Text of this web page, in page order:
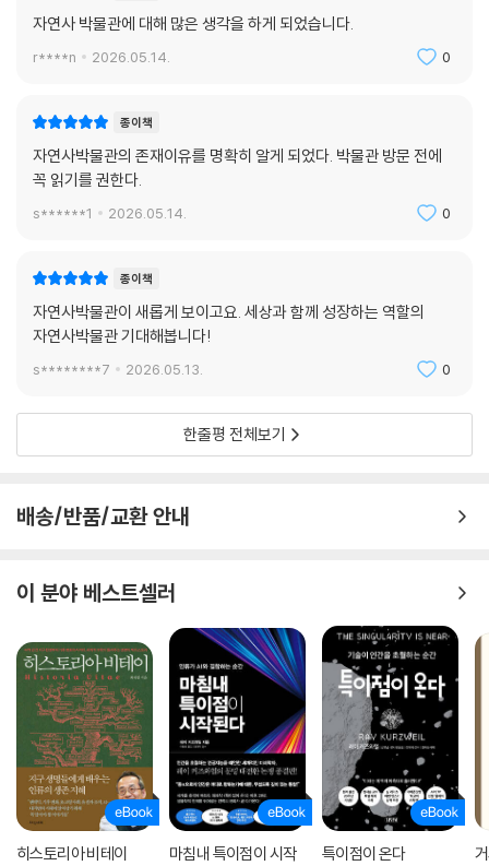
없다. 자연사박물관은 우리가 무엇을 잃어가고 있는지 낱낱이 기록하는 동
시에 우리가 무엇을 지킬 수 있는지 보여주는 최전선의 장소다. 그러니 자
연사박물관이 세상을 구할 수 있다는 선언은 과장이 아니라 엄연한 사실이
음씩 나아가도록 도울 것이다.
대멸종의 시대를 살아가는 지금, 변화를 이끄는 강력한 촉매이자 정직한
서사가 펼쳐지는 공간인 자연사박물관을 더 깊이 즐기는 데 필요한 이야
기. - 〈네이처〉
자연사 박물관에 대해 많은 생각을 하게 되었습니다.
r****n 2026.05.14. 0
종이책
자연사박물관의 존재이유를 명확히 알게 되었다. 박물관 방문 전에
꼭 읽기를 권한다.
s******1 2026.05.14. 0
종이책
자연사박물관이 새롭게 보이고요. 세상과 함께 성장하는 역할의
자연사박물관 기대해봅니다!
s********7 2026.05.13. 0
한줄평 전체보기
배송/반품/교환 안내
이 분야 베스트셀러
히스토리아 비테이
마침내 특이점이 시작
특이점이 온다